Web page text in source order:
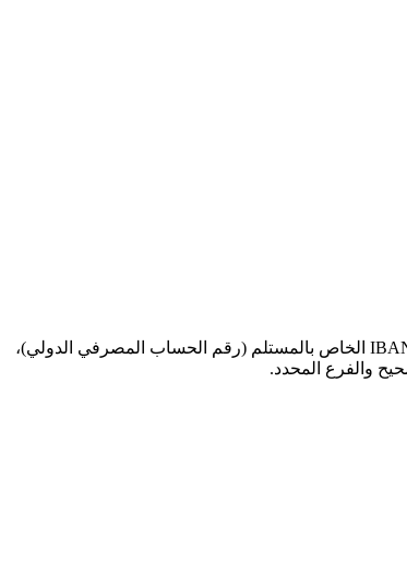
عند إرسال الأموال للمعاملات الدولية إلى هذا البنك المحدد، ستحتاج إلى رمز SWIFT BIC هذا (رمز تعريف البنك - Bank Identifier Code). قدمه مع رقم IBAN الخاص بالمستلم (رقم الحساب المصرفي الدولي)،